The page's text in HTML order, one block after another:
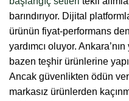
barındırıyor. Dijital
ürünün fiyat-performans
yardımcı oluyor.
bazen teşhir ürünlerine
Ancak güvenlikten ödün
markasız ürünlerden